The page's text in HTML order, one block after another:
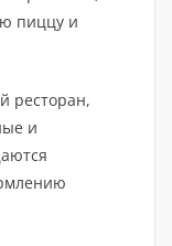
пиццу и
ресторан,
и